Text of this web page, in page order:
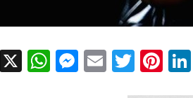
Facebook
X WhatsApp
Messenger
Email